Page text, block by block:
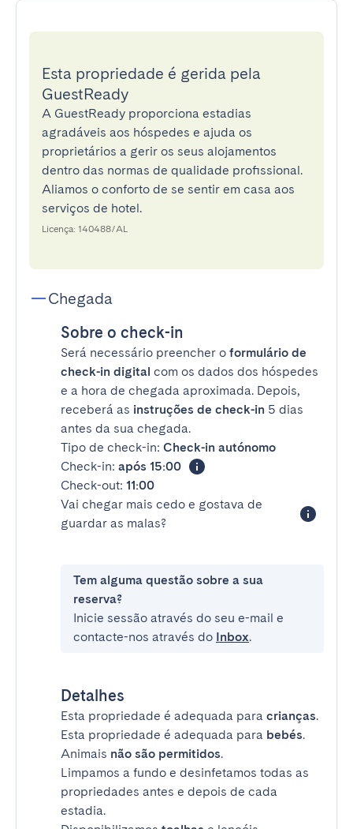
Esta propriedade é gerida pela
GuestReady
A GuestReady proporciona estadias
agradáveis aos hóspedes e ajuda os
proprietários a gerir os seus alojamentos
dentro das normas de qualidade profissional.
Aliamos o conforto de se sentir em casa aos
serviços de hotel.
Licença: 140488/AL
Chegada
Sobre o check-in
Será necessário preencher o formulário de
check-in digital com os dados dos hóspedes
e a hora de chegada aproximada. Depois,
receberá as instruções de check-in 5 dias
antes da sua chegada.
Tipo de check-in: Check-in autónomo
Check-in: após 15:00
Check-out: 11:00
Vai chegar mais cedo e gostava de
guardar as malas?
Tem alguma questão sobre a sua
reserva?
Inicie sessão através do seu e-mail e
contacte-nos através do Inbox.
Detalhes
Esta propriedade é adequada para crianças.
Esta propriedade é adequada para bebés.
Animais não são permitidos.
Limpamos a fundo e desinfetamos todas as
propriedades antes e depois de cada
estadia.